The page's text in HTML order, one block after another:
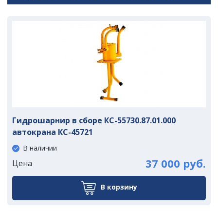
Гидрошарнир в сборе КС-55730.87.01.000
автокрана КС-45721
В наличии
Цена 37 000 руб.
В корзину